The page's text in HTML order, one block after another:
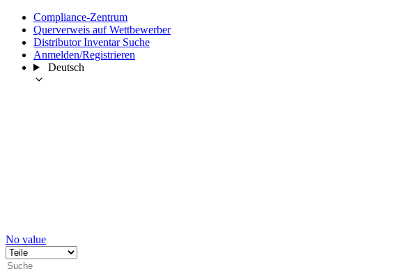
Compliance-Zentrum
Querverweis auf Wettbewerber
Distributor Inventar Suche
Anmelden/Registrieren
Deutsch
No value